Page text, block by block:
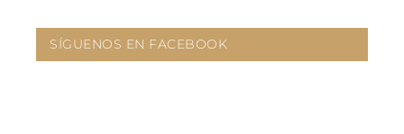
SÍGUENOS EN FACEBOOK